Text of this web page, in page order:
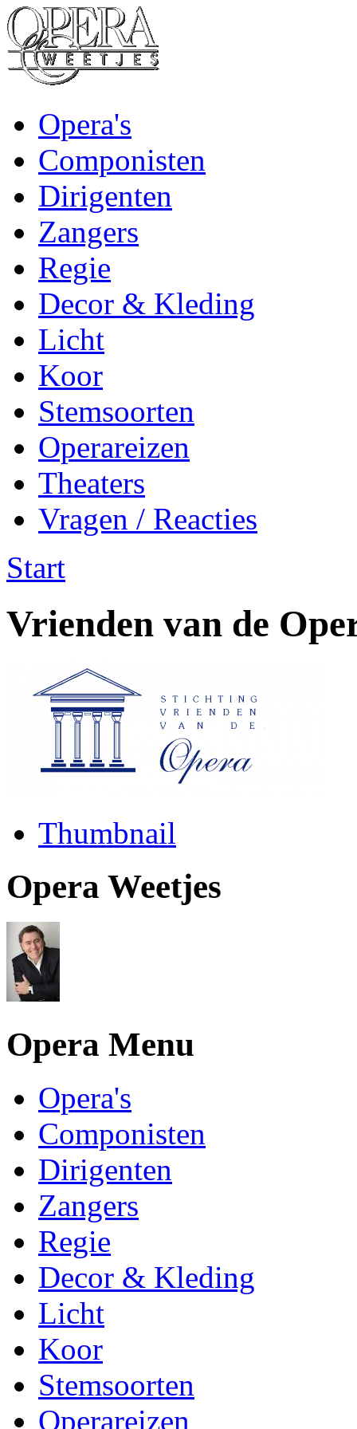
Opera's
Componisten
Dirigenten
Zangers
Regie
Decor & Kleding
Licht
Koor
Stemsoorten
Operareizen
Theaters
Vragen / Reacties
Start
Vrienden van de
Thumbnail
Opera Weetjes
Opera Menu
Opera's
Componisten
Dirigenten
Zangers
Regie
Decor & Kleding
Licht
Koor
Stemsoorten
Operareizen